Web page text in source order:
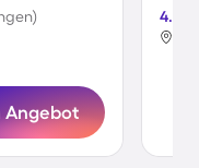
Angebot
4.8